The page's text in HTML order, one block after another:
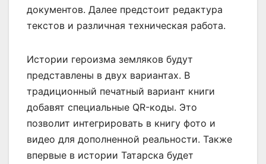
документов. Далее предстоит редактура
текстов и различная техническая работа.
Истории героизма земляков будут
представлены в двух вариантах. В
традиционный печатный вариант книги
добавят специальные QR-коды. Это
позволит интегрировать в книгу фото и
видео для дополненной реальности. Также
впервые в истории Татарска будет